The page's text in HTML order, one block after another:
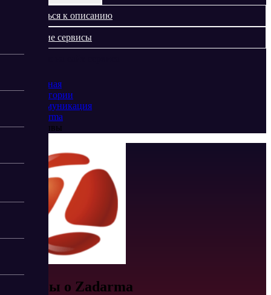
Вернуться к описанию
Похожие сервисы
Главная
Категории
Коммуникация
Zadarma
Отзывы
Отзывы о Zadarma